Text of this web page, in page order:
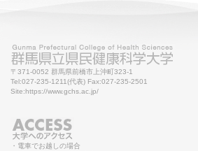
〒371-0052 群馬県前橋市上沖町323-1
Tel:027-235-1211(代表) Fax:027-235-2501
Site:https://www.gchs.ac.jp/
・電車でお越しの場合